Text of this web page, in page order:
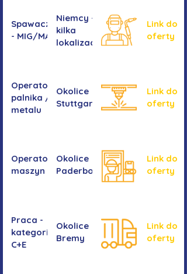
Spawacz/spawaczka
- MIG/MAG/TIG
Niemcy -
kilka
lokalizacji
Link do
oferty
Operator/operatorka
palnika / Cięcie
metalu
Okolice
Stuttgartu
Link do
oferty
Operator/operatorka
maszyn CNC
Okolice
Paderborn
Link do
oferty
Praca -
kategoria
C+E
Okolice
Bremy
Link do
oferty